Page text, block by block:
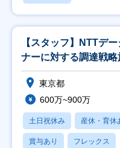
【スタッフ】NTTデ
ナーに対する調達戦
東京都
600万~900万
土日祝休み 産休・育休
賞与あり フレックス